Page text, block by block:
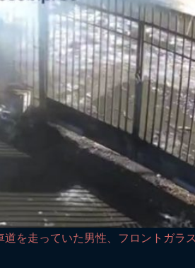
道を走っていた男性、フロントガラ